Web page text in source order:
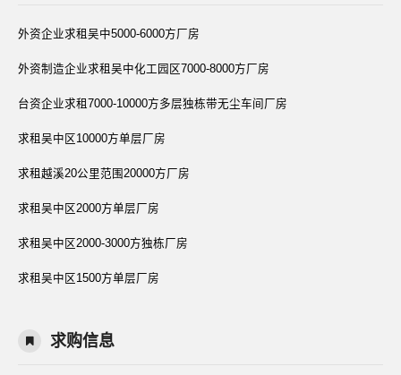
外资企业求租吴中5000-6000方厂房
外资制造企业求租吴中化工园区7000-8000方厂房
台资企业求租7000-10000方多层独栋带无尘车间厂房
求租吴中区10000方单层厂房
求租越溪20公里范围20000方厂房
求租吴中区2000方单层厂房
求租吴中区2000-3000方独栋厂房
求租吴中区1500方单层厂房
求购信息